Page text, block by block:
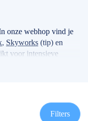
onze webhop vind je
, Skyworks (tip) en
voor intensieve
onze filters om snel
Filters